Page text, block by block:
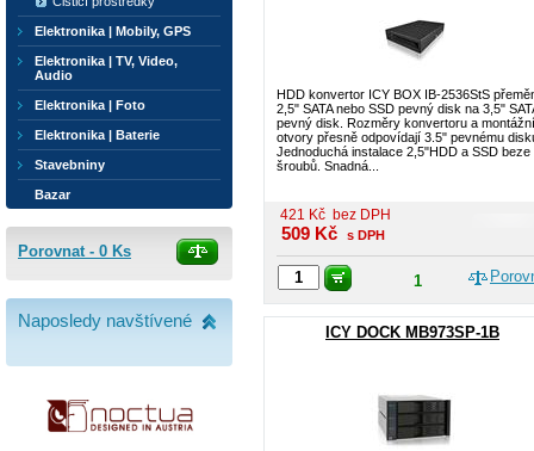
HDD konvertor ICY BOX IB-2536StS
2,5" SATA nebo SSD pevný disk na 3,5"
pevný disk. Rozměry konvertoru a montážní
otvory přesně odpovídají 3.5" pevnému
Jednoduchá instalace 2,5"HDD a SSD beze
šroubů. Snadná...
421 Kč bez DPH
509 Kč s DPH
1
ICY DOCK MB973SP-1B
Elektronika | Mobily, GPS
Elektronika | TV, Video,
Audio
Elektronika | Foto
Elektronika | Baterie
Stavebniny
Bazar
Porovnat - 0 Ks
Naposledy navštívené